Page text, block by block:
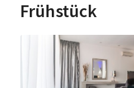
Frühstück